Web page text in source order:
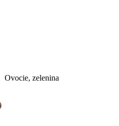
Ovocie, zelenina